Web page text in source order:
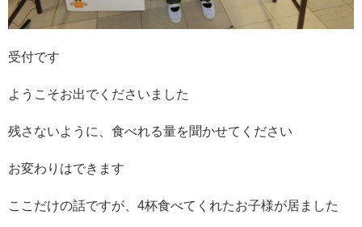
受付です
ようこそお出でくださいました
残さないように、食べれる量を聞かせてください
お変わりはできます
ここだけの話ですが、4杯食べてくれたお子様が居ました